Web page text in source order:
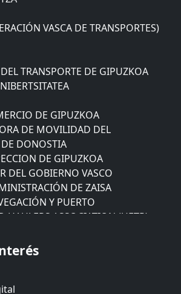
VASCA DE TRANSPORTES)
TRANSPORTE DE GIPUZKOA
DE GIPUZKOA
DE MOVILIDAD DEL
DONOSTIA
DE GIPUZKOA
DEL GOBIERNO VASCO
DE ZAISA
Y PUERTO
HAULERS ASSOCIATION (UETR)
VASCA DE TRANSPORTES)